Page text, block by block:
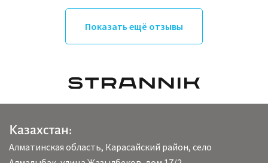
Показать ещё отзывы
Казахстан:
Алматинская область, Карасайский район, село